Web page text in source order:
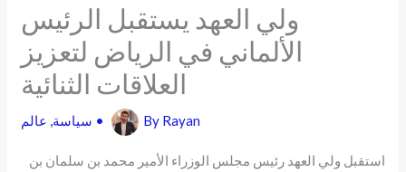
ولي العهد يستقبل الرئيس
الألماني في الرياض لتعزيز
العلاقات الثنائية
سياسة عالم • By Rayan
استقبل ولي العهد رئيس مجلس الوزراء الأمير محمد بن سلمان بن